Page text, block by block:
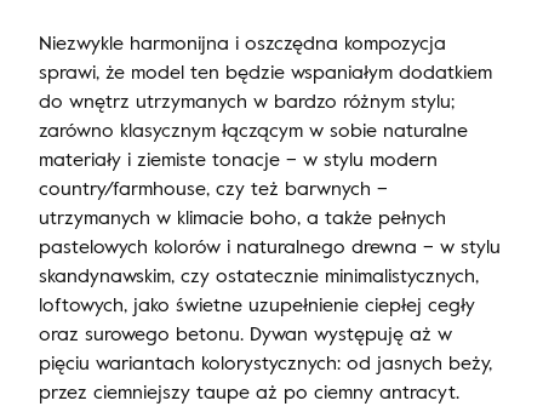
Niezwykle harmonijna i oszczędna kompozycja
sprawi, że model ten będzie wspaniałym dodatkiem
do wnętrz utrzymanych w bardzo różnym stylu;
zarówno klasycznym łączącym w sobie naturalne
materiały i ziemiste tonacje – w stylu modern
country/farmhouse, czy też barwnych –
utrzymanych w klimacie boho, a także pełnych
pastelowych kolorów i naturalnego drewna – w stylu
skandynawskim, czy ostatecznie minimalistycznych,
loftowych, jako świetne uzupełnienie ciepłej cegły
oraz surowego betonu. Dywan występuję aż w
pięciu wariantach kolorystycznych: od jasnych beży,
przez ciemniejszy taupe aż po ciemny antracyt.